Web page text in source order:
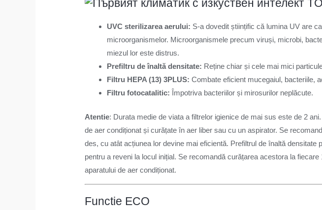
UVC sterilizarea aerului: S-a dovedit științific că lumina UV are
microorganismelor. Microorganismele precum viruși, microbi,
miezul lor este distrus.
Prefiltru de înaltă densitate: Reține chiar și cele mai mici
Filtru HEPA (13) 3PLUS: Combate eficient mucegaiul, bacteriile,
Filtru fotocatalitic: Împotriva bacteriilor și mirosurilor neplăcute.
Atentie: Durata medie de viata a filtrelor igienice de mai sus este de 2
de aer condiționat și curățate în aer liber sau cu un aspirator. Se
des, cu atât acțiunea lor devine mai eficientă. Prefiltrul de înaltă
pentru a reveni la locul inițial. Se recomandă curățarea acestora la
aparatului de aer condiționat.
Functie ECO